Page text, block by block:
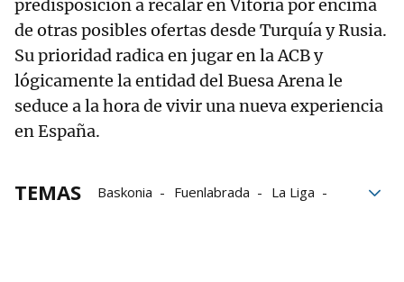
predisposición a recalar en Vitoria por encima
de otras posibles ofertas desde Turquía y Rusia.
Su prioridad radica en jugar en la ACB y
lógicamente la entidad del Buesa Arena le
seduce a la hora de vivir una nueva experiencia
en España.
TEMAS Baskonia Fuenlabrada
La Liga